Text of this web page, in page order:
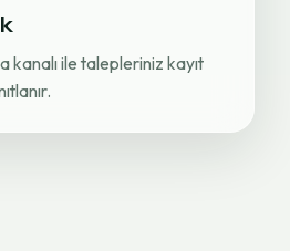
ile talepleriniz kayıt